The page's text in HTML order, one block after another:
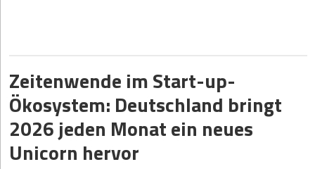
Der rasante Abschluss fügt sich in die bisherige Historie ein: Erst
im April 2026 im Braunschweiger Trafo Hub gegründet, brachte
das Start-up bereits im Juni sein Produkt auf den Markt. Die KI-
Lösung für Steuerkanzleien werde nach Unternehmensangaben
inzwischen bundesweit genutzt.
Zeitenwende im Start-up-
Ökosystem: Deutschland bringt
2026 jeden Monat ein neues
Unicorn hervor